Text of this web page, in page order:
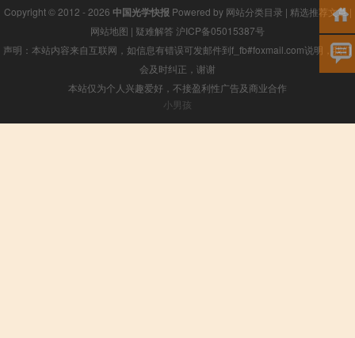
Copyright © 2012 - 2026 中国光学快报 Powered by 网站分类目录 | 精选推荐文章|
网站地图 | 疑难解答 沪ICP备05015387号
声明：本站内容来自互联网，如信息有错误可发邮件到f_fb#foxmail.com说明，我们
会及时纠正，谢谢
本站仅为个人兴趣爱好，不接盈利性广告及商业合作
小男孩